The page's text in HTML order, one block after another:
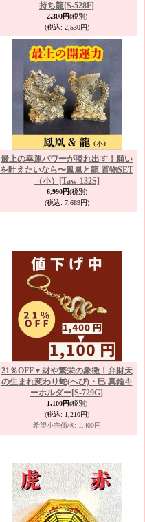
持ち龍[S-528F]
2,300円(税別)
(税込: 2,530円)
最上の幸運パワーが溢れ出す！願い
を叶えたいなら〜鳳凰と龍 置物SET
（小）
[Taw-132S]
6,990円(税別)
(税込: 7,689円)
21％OFF▼財や繁栄の象徴！弁財天
の生まれ変わり蛇(へび)・巳 真鍮キ
ーホルダー[S-729G]
1,100円(税別)
(税込: 1,210円)
希望小売価格: 1,400円